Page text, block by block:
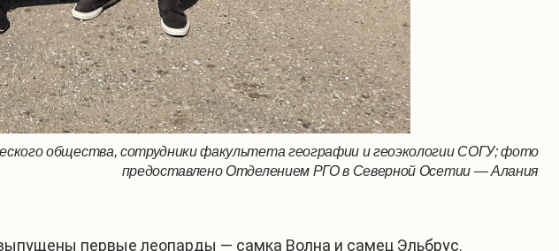
общества, сотрудники факультета географии и геоэкологии СОГУ; фото
предоставлено Отделением РГО в Северной Осетии — Алания
первые леопарды — самка Волна и самец Эльбрус.